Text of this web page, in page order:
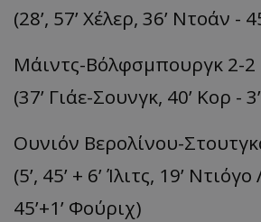
(28’, 57’ Χέλερ, 36’ Ντοάν -
Μάιντς-Βόλφσμπουργκ 2-2
(37’ Γιάε-Σουνγκ, 40’ Κορ -
Ουνιόν Βερολίνου-
(5’, 45’ + 6’ Ίλιτς, 19’
45’+1’ Φούριχ)